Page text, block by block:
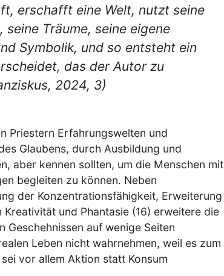
erschafft eine Welt, nutzt seine
Träume, seine eigene
Symbolik, und so entsteht ein
das der Autor zu
2024, 3)
Priestern Erfahrungswelten und
Glaubens, durch Ausbildung und
aber kennen sollten, um die Menschen mit
begleiten zu können. Neben
der Konzentrationsfähigkeit, Erweiterung
und Phantasie (16) erweitere die
auf wenige Seiten
Leben nicht wahrnehmen, weil es zum
vor allem Aktion statt Konsum